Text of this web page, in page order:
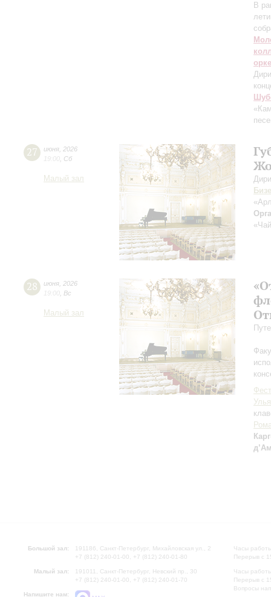
В
27 июня 2026
19:00 Сб
Малый зал
Бизе
28 июня 2026
19:00 Вс
Малый зал
Большой зал:
191186, Санкт-Петербург, Михайловская ул., 2
+7 (812) 240-01-00, +7 (812) 240-01-80
Малый зал:
191011, Санкт-Петербург, Невский пр., 30
+7 (812) 240-01-00, +7 (812) 240-01-70
Напишите нам:
Часы
Перерыв с
Часы
Перерыв с
Вопросы